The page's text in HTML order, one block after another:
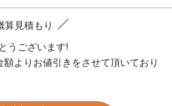
算見積もり
うございます!
よりお値引きをさせて頂いており